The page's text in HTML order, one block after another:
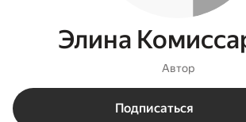
Элина
Автор
Подписаться